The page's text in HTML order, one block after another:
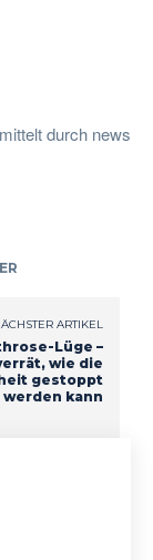
durch news
ARTIKEL
Lüge –
wie die
gestoppt
werden kann